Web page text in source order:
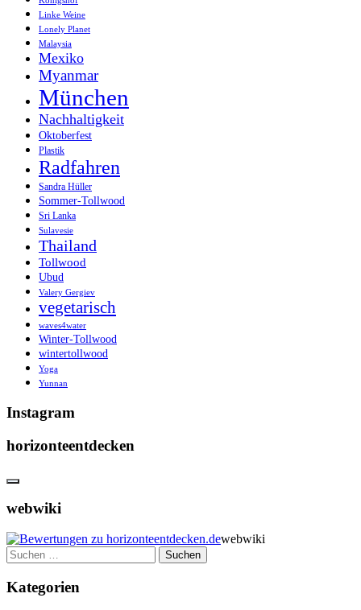
Linke Weine
Lonely Planet
Malaysia
Mexiko
Myanmar
München
Nachhaltigkeit
Oktoberfest
Plastik
Radfahren
Sandra Hüller
Sommer-Tollwood
Sri Lanka
Sulavesie
Thailand
Tollwood
Ubud
Valery Gergiev
vegetarisch
waves4water
Winter-Tollwood
wintertollwood
Yoga
Yunnan
Instagram
horizonteentdecken
webwiki
webwiki
Suchen
nach:
Kategorien